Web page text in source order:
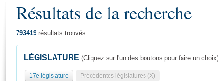
Général
Résultats de la recherche
793419 résultats trouvés
LÉGISLATURE (Cliquez sur l'un des boutons pour faire un choix)
17e législature Précédentes législatures (X)